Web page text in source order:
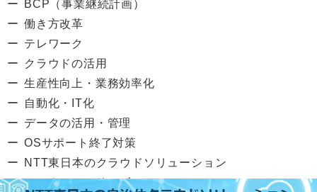
BCP（事業継続計画）
働き方改革
テレワーク
クラウドの活用
生産性向上・業務効率化
自動化・IT化
データの活用・管理
OSサポート終了対策
NTT東日本のクラウドソリューション
テックメモシリーズ